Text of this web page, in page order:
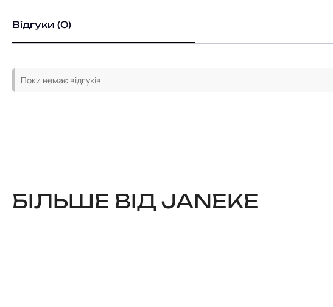
Відгуки (0)
Поки немає відгуків
БІЛЬШЕ ВІД JANEKE